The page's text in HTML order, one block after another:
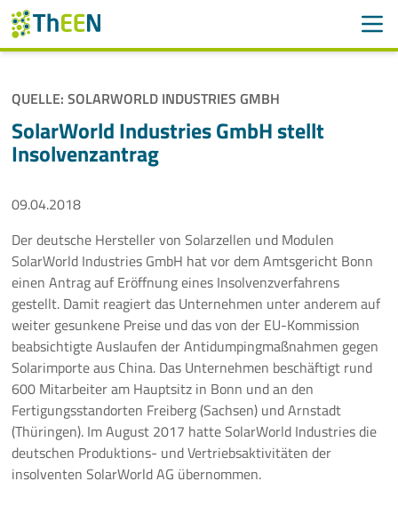
Navigation überspringen
ThEEN
Services
Mitglieder
Aktivitäten
Veranstaltungen
Aktuelles
Meldungen
Pressemeldungen
Branchenmeldungen
QUELLE: SOLARWORLD INDUSTRIES GMBH
SolarWorld Industries GmbH stellt
Insolvenzantrag
09.04.2018
Der deutsche Hersteller von Solarzellen und Modulen
SolarWorld Industries GmbH hat vor dem Amtsgericht Bonn
einen Antrag auf Eröffnung eines Insolvenzverfahrens
gestellt. Damit reagiert das Unternehmen unter anderem auf
weiter gesunkene Preise und das von der EU-Kommission
beabsichtigte Auslaufen der Antidumpingmaßnahmen gegen
Solarimporte aus China. Das Unternehmen beschäftigt rund
600 Mitarbeiter am Hauptsitz in Bonn und an den
Fertigungsstandorten Freiberg (Sachsen) und Arnstadt
(Thüringen). Im August 2017 hatte SolarWorld Industries die
deutschen Produktions- und Vertriebsaktivitäten der
insolventen SolarWorld AG übernommen.